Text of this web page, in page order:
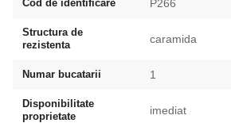
Cod de identificare P266
Structura de
rezistenta
caramida
Numar bucatarii 1
Disponibilitate
proprietate
imediat